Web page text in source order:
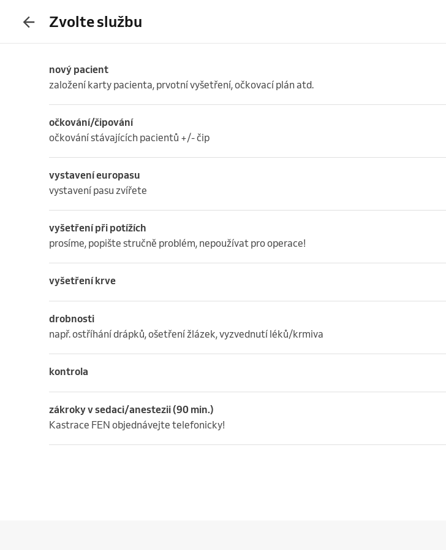
Zvolte službu
nový pacient
založení karty pacienta, prvotní vyšetření, očkovací plán atd.
očkování/čipování
očkování stávajících pacientů +/- čip
vystavení europasu
vystavení pasu zvířete
vyšetření při potížích
prosíme, popište stručně problém, nepoužívat pro operace!
vyšetření krve
drobnosti
např. ostříhání drápků, ošetření žlázek, vyzvednutí léků/krmiva
kontrola
zákroky v sedaci/anestezii (90 min.)
Kastrace FEN objednávejte telefonicky!